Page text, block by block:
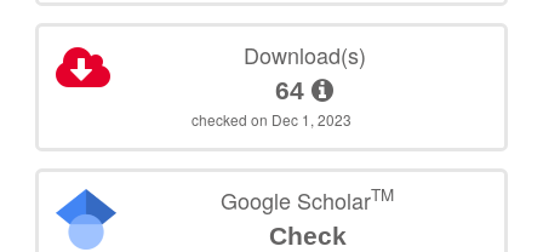
Download(s)
64
checked on Dec 1, 2023
Google ScholarTM
Check